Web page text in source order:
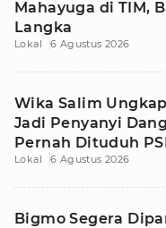
Mahayuga di TIM,
Langka
Lokal 6 Agustus 2026
Wika Salim
Jadi Penyanyi
Pernah Dituduh
Tetangga
Lokal 6 Agustus 2026
Bigmo Segera